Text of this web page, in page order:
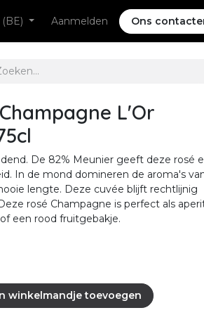
Aanmelden Ons
L'Or
De 82% Meunier geeft deze rosé
In de mond domineren de aroma's
lengte. Deze cuvée blijft rechtlijnig
rosé Champagne is perfect als
een rood fruitgebakje.
winkelmandje toevoegen